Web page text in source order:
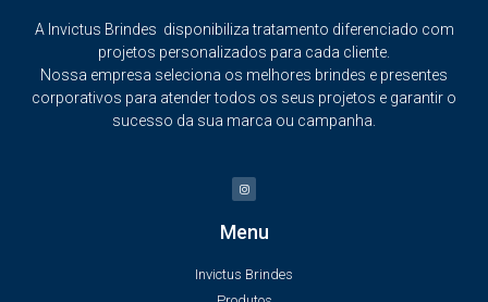
A Invictus Brindes disponibiliza tratamento diferenciado com
projetos personalizados para cada cliente.
Nossa empresa seleciona os melhores brindes e presentes
corporativos para atender todos os seus projetos e garantir o
sucesso da sua marca ou campanha.
Menu
Invictus Brindes